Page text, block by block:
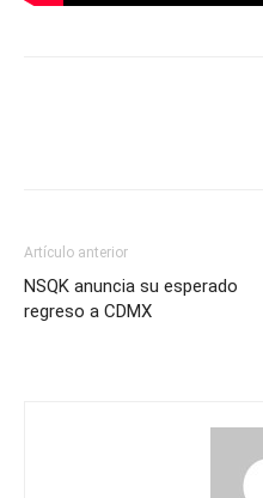
Artículo anterior
NSQK anuncia su esperado
regreso a CDMX